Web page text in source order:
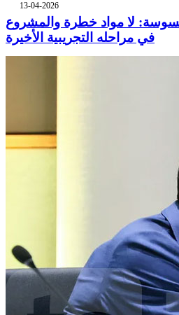
13-04-2026
لا مواد خطرة والمشروع
في مراحله التجريبية الأخيرة